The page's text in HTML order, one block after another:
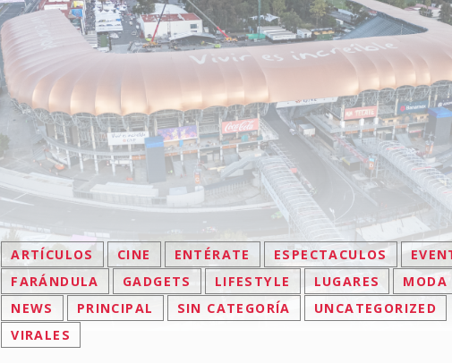
ARTÍCULOS CINE ENTÉRATE ESPECTACULOS
FARÁNDULA
GADGETS LIFESTYLE LUGARES
MODA
NEWS
PRINCIPAL SIN CATEGORÍA
UNCATEGORIZED
VIRALES